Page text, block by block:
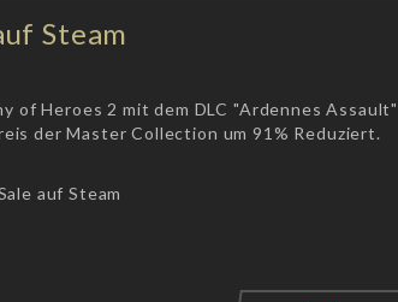
Steam
of Heroes 2 mit dem DLC "Ardennes Assault"
der Master Collection um 91% Reduziert.
auf Steam